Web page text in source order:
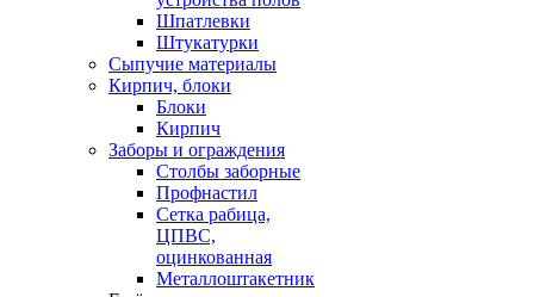
Шпатлевки
Штукатурки
Сыпучие материалы
Кирпич, блоки
Блоки
Кирпич
Заборы и ограждения
Столбы заборные
Профнастил
Сетка рабица,
ЦПВС,
оцинкованная
Металлоштакетник